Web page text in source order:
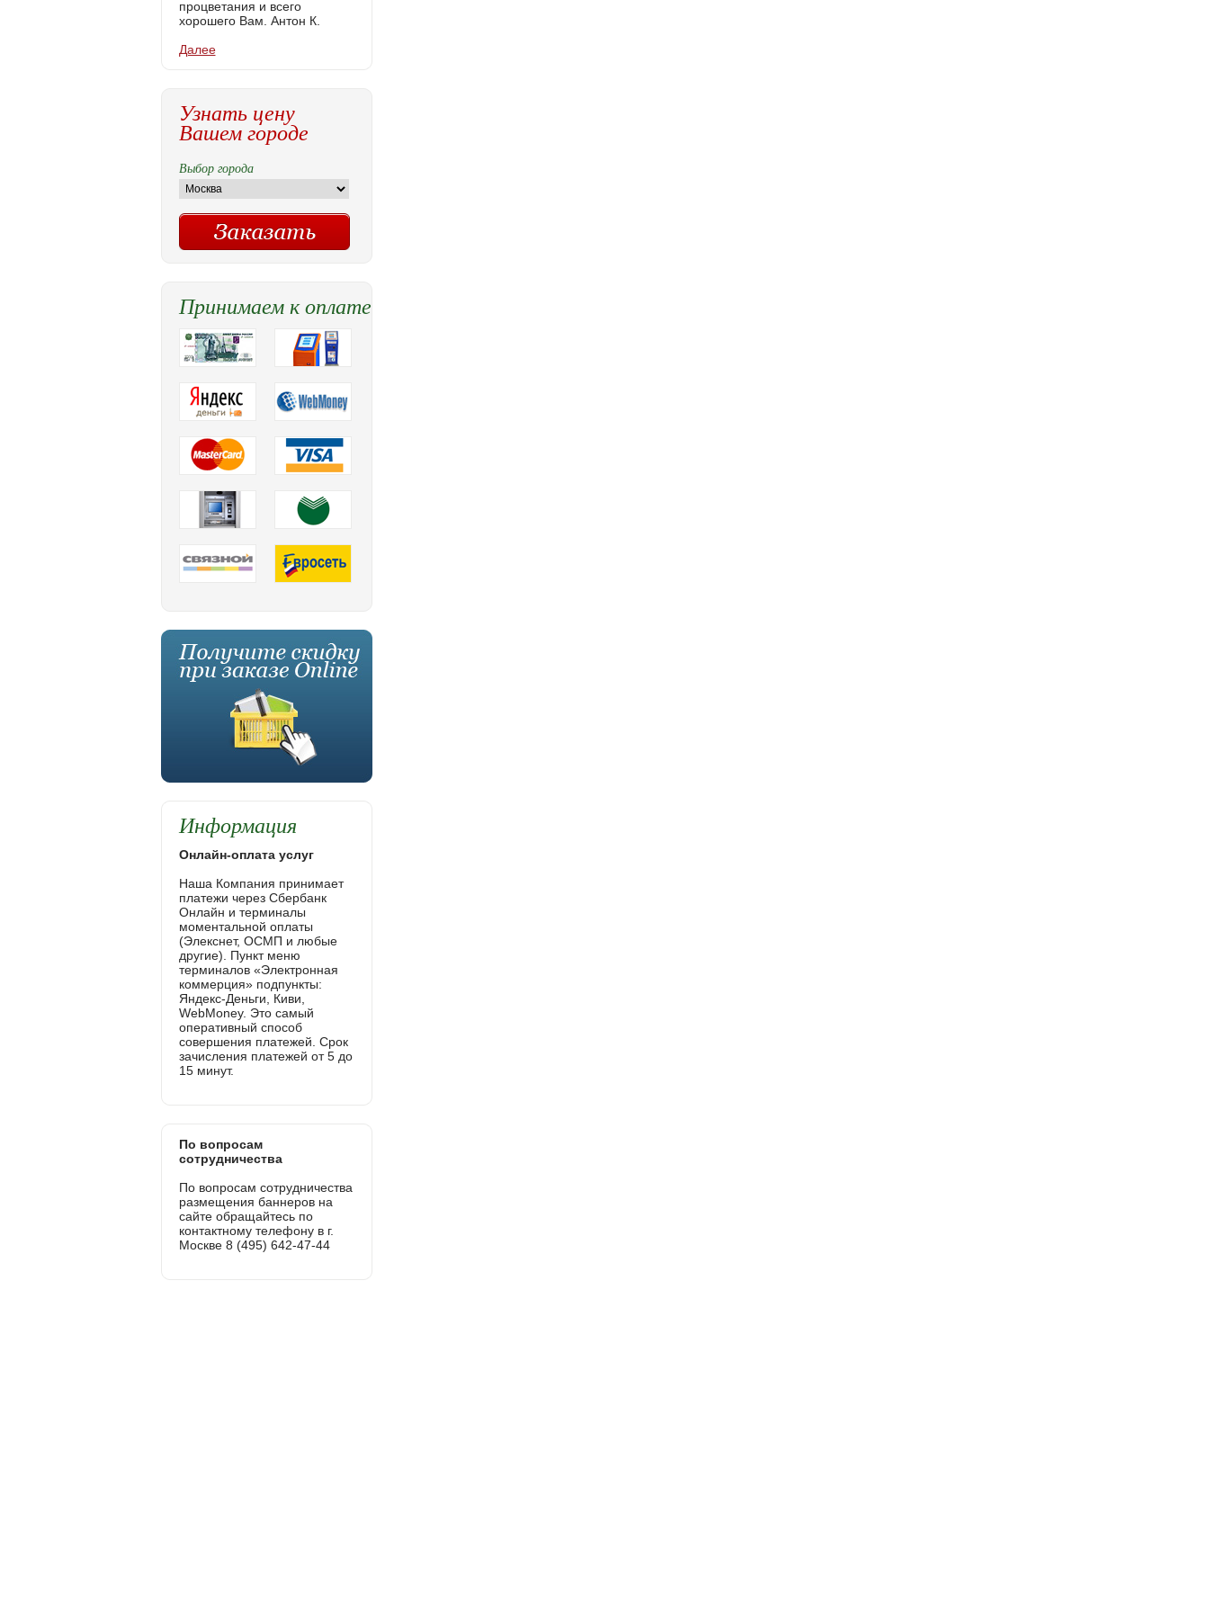
процветания и всего
хорошего Вам. Антон К.
Далее
Узнать цену
Вашем городе
Выбор города
Принимаем к оплате
Информация
Онлайн-оплата услуг
Наша Компания принимает
платежи через Сбербанк
Онлайн и терминалы
моментальной оплаты
(Элекснет, ОСМП и любые
другие). Пункт меню
терминалов «Электронная
коммерция» подпункты:
Яндекс-Деньги, Киви,
WebMoney. Это самый
оперативный способ
совершения платежей. Срок
зачисления платежей от 5 до
15 минут.
По вопросам
сотрудничества
По вопросам сотрудничества
размещения баннеров на
сайте обращайтесь по
контактному телефону в г.
Москве 8 (495) 642-47-44